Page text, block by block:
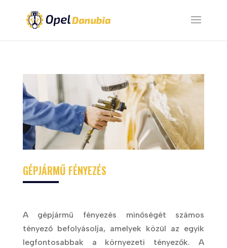
GÉPJÁRMŰ FÉNYEZÉS
A gépjármű fényezés minőségét számos
tényező befolyásolja, amelyek közül az egyik
legfontosabbak a környezeti tényezők. A